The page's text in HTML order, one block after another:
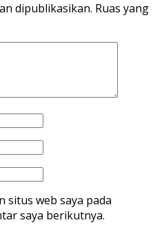
dipublikasikan. Ruas yang
situs web saya pada
saya berikutnya.